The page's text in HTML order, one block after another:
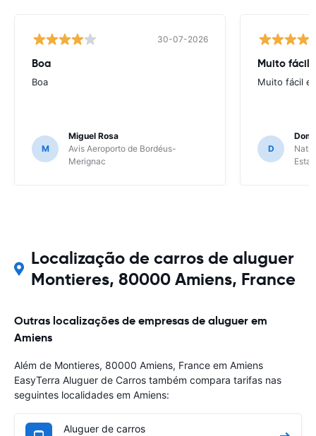
30-07-2026
Boa
Boa
M
Miguel Rosa
Avis Aeroporto de Bordéus-
Merignac
Muito fácil
Muito fácil e
D
Localização de carros de aluguer
Montieres, 80000 Amiens, France
Outras localizações de empresas de aluguer em
Amiens
Além de Montieres, 80000 Amiens, France em Amiens
EasyTerra Aluguer de Carros também compara tarifas nas
seguintes localidades em Amiens:
Aluguer de carros